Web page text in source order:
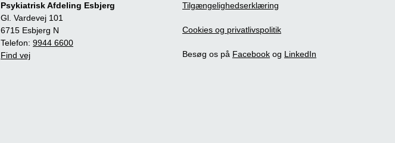
Psykiatrisk Afdeling Esbjerg
Gl. Vardevej 101
6715 Esbjerg N
Telefon: 9944 6600
Find vej
Tilgængelighedserklæring
Cookies og privatlivspolitik
Besøg os på Facebook og LinkedIn